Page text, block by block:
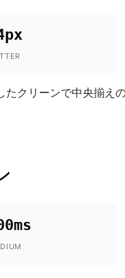
クリーンで中央揃え